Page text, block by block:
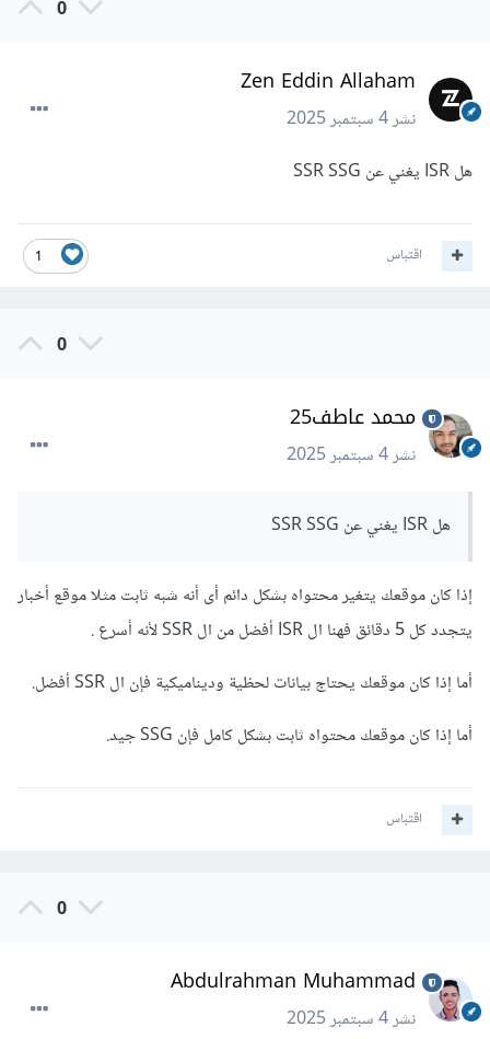
0
Zen Eddin Allaham
نشر4 سبتمبر 2025
هل ISR يغني عن SSR SSG
1 اقتباس
0
محمد عاطف25
نشر4 سبتمبر 2025
هل ISR يغني عن SSR SSG
إذا كان موقعك يتغير محتواه بشكل دائم أى أنه شبه ثابت مثلا موقع أخبار
يتجدد كل 5 دقائق فهنا ال ISR أفضل من ال SSR لأنه أسرع .
أما إذا كان موقعك يحتاج بيانات لحظية وديناميكية فإن ال SSR أفضل.
أما إذا كان موقعك محتواه ثابت بشكل كامل فإن SSG جيد.
اقتباس
0
Abdulrahman Muhammad
نشر4 سبتمبر 2025